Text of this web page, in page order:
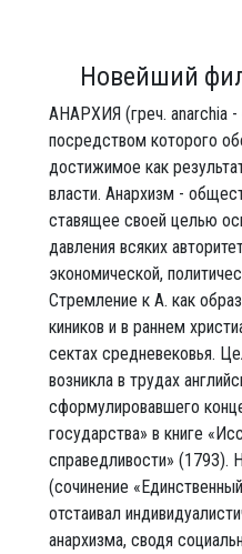
Новейший
АНАРХИЯ (греч. anarchia -
посредством которого
достижимое как
власти. Анархизм -
ставящее своей целью
давления всяких
экономической,
Стремление к А. как
киников и в раннем
сектах средневековья.
возникла в трудах
сформулировавшего
государства» в книге
справедливости»
(сочинение
отстаивал
анархизма, сводя